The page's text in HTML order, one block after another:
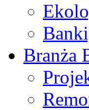
Branża